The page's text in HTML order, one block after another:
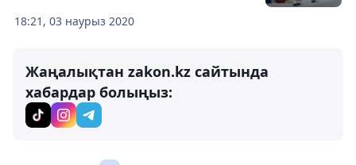
18:21, 03 наурыз 2020
Жаңалықтан zakon.kz сайтында
хабардар болыңыз: